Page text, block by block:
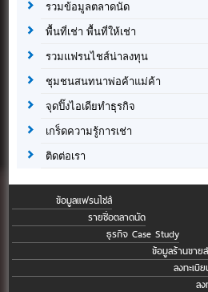
รวมข้อมูลตลาดนัด
พื้นที่เช่า พื้นที่ให้เช่า
รวมแฟรนไชส์น่าลงทุน
ชุมชนสนทนาพ่อค้าแม่ค้า
จุดปิ๊งไอเดียทำธุรกิจ
เกร็ดความรู้การเช่า
ติดต่อเรา
ข้อมูลแฟรนไชส์
รายชื่อตลาดนัด
ธุรกิจ Case Study
ข้อมูลร้านขาย
ลงทะเบี
ล